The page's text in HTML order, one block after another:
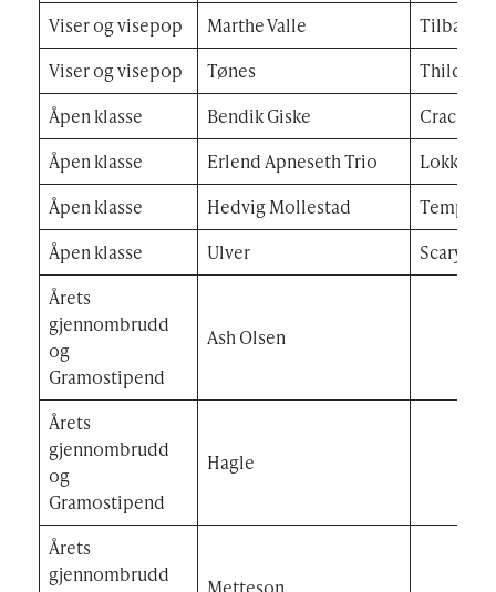
Viser og visepop Marthe Valle
Viser og visepop
Tønes
Thilda
Åpen klasse
Bendik Giske
Cracks
Åpen klasse
Erlend Apneseth Trio
Lokk
Åpen klasse
Hedvig Mollestad
Åpen klasse
Ulver
Scary
Årets
gjennombrudd
og
Gramostipend
Ash Olsen
Årets
gjennombrudd
og
Gramostipend
Hagle
Årets
gjennombrudd